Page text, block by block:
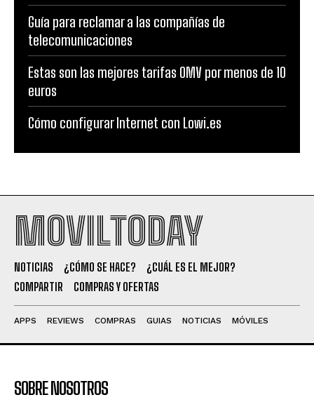
Guía para reclamar a las compañías de
telecomunicaciones
Estas son las mejores tarifas OMV por menos de 10
euros
Cómo configurar Internet con Lowi.es
MOVILTODAY
NOTICIAS ¿CÓMO SE HACE?
¿CUÁL ES EL MEJOR?
COMPARTIR
COMPRAS Y OFERTAS
APPS REVIEWS COMPRAS GUIAS NOTICIAS MÓVILES
SOBRE NOSOTROS